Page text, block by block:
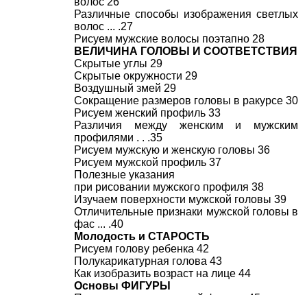
Различные способы изображения светлых
волос ... .27
Рисуем мужские волосы поэтапно 28
ВЕЛИЧИНА ГОЛОВЫ И СООТВЕТСТВИЯ
Скрытые углы 29
Скрытые окружности 29
Воздушный змей 29
Сокращение размеров головы в ракурсе 30
Рисуем женский профиль 33
Различия между женским и мужским
профилями . . .35
Рисуем мужскую и женскую головы 36
Рисуем мужской профиль 37
Полезные указания
при рисовании мужского профиля 38
Изучаем поверхности мужской головы 39
Отличительные признаки мужской головы в
фас ... .40
Молодость и СТАРОСТЬ
Рисуем голову ребенка 42
Полукарикатурная голова 43
Как изобразить возраст на лице 44
Основы ФИГУРЫ